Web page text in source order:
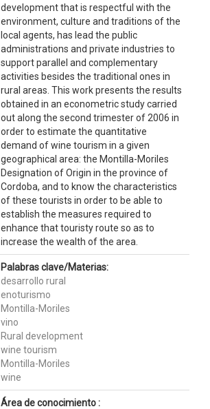
development that is respectful with the
environment, culture and traditions of the
local agents, has lead the public
administrations and private industries to
support parallel and complementary
activities besides the traditional ones in
rural areas. This work presents the results
obtained in an econometric study carried
out along the second trimester of 2006 in
order to estimate the quantitative
demand of wine tourism in a given
geographical area: the Montilla-Moriles
Designation of Origin in the province of
Cordoba, and to know the characteristics
of these tourists in order to be able to
establish the measures required to
enhance that touristy route so as to
increase the wealth of the area.
Palabras clave/Materias:
desarrollo rural
enoturismo
Montilla-Moriles
vino
Rural development
wine tourism
Montilla-Moriles
wine
Área de conocimiento :